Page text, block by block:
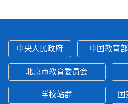
中央人民政府 中国教育部
北京市教育委员会
学校站群